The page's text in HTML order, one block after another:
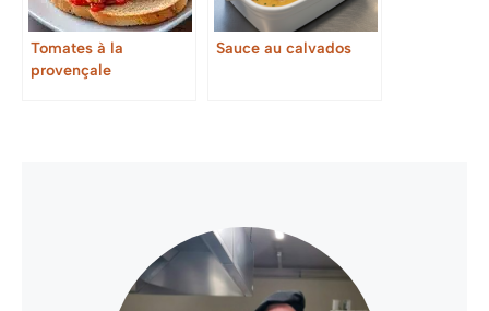
Tomates à la
provençale
Sauce au calvados